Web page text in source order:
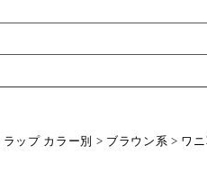
ップ カラー別 > ブラウン系 > ワ